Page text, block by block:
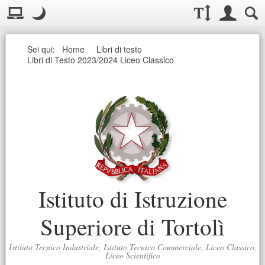
Visualizzazione:
Layout normale. Passa alla modalità desktop
Modo notte
Modo notte: questa modalità imposta un basso contrasto.
Casella
Dimensioni testo:
Accesso
Seguici
Sei qui: Home
Libri di testo
Libri di Testo 2023/2024 Liceo Classico
Istituto di Istruzione
Superiore di Tortolì
Istituto Tecnico Industriale, Istituto Tecnico Commerciale, Liceo Classico,
Liceo Scientifico